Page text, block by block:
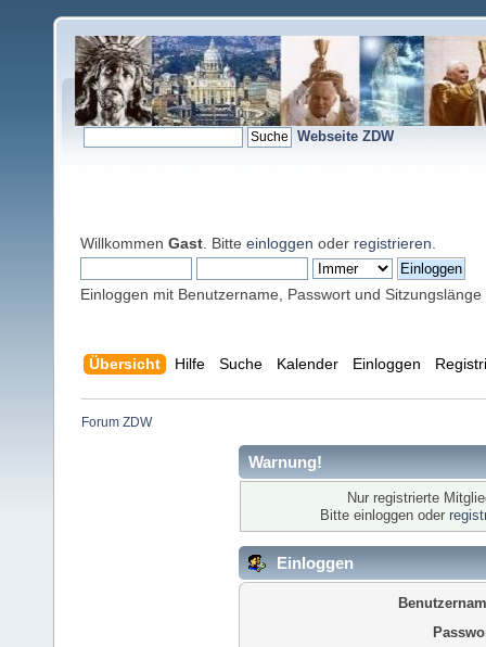
Webseite ZDW
Willkommen Gast . Bitte einloggen oder registrieren
Einloggen mit Benutzername, Passwort und Sitzungslänge
Übersicht Hilfe Suche Kalender Einloggen
Forum ZDW
Warnung!
Nur registrierte
Bitte einloggen oder
Einloggen